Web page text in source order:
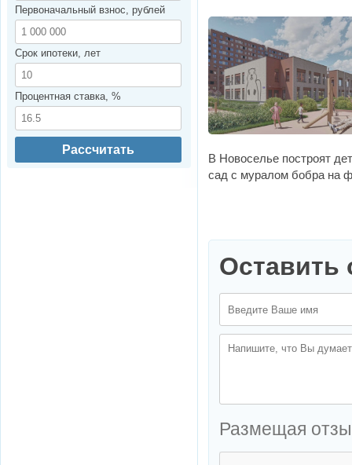
В Новоселье построят
сад с муралом бобра на
Оставить
Размещая
Первоначальный взнос, рублей
Срок ипотеки, лет
Процентная ставка, %
Рассчитать